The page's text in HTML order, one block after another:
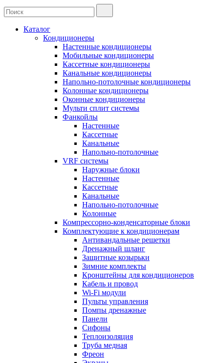
Каталог
Кондиционеры
Настенные кондиционеры
Мобильные кондиционеры
Кассетные кондиционеры
Канальные кондиционеры
Напольно-потолочные кондиционеры
Колонные кондиционеры
Оконные кондиционеры
Мульти сплит системы
Фанкойлы
Настенные
Кассетные
Канальные
Напольно-потолочные
VRF системы
Наружные блоки
Настенные
Кассетные
Канальные
Напольно-потолочные
Колонные
Компрессорно-конденсаторные блоки
Комплектующие к кондиционерам
Антивандальные решетки
Дренажный шланг
Защитные козырьки
Зимние комплекты
Кронштейны для кондиционеров
Кабель и провод
Wi-Fi модули
Пульты управления
Помпы дренажные
Панели
Сифоны
Теплоизоляция
Труба медная
Фреон